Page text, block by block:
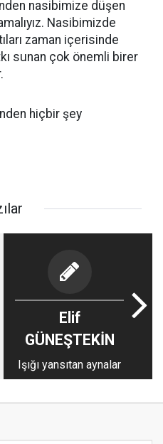
nasibimize düşen
Nasibimizde
zaman içerisinde
sunan çok önemli birer
hiçbir şey
Elif
GÜNEŞTEKİN
Işığı yansıtan aynalar